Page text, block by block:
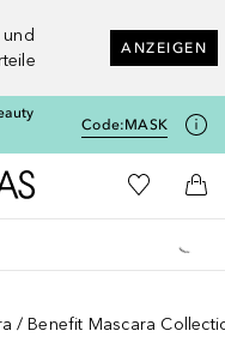
ANZEIGEN
Code:MASK
Zur Douglas Startseite
Zu Meiner
Benefit Mascara